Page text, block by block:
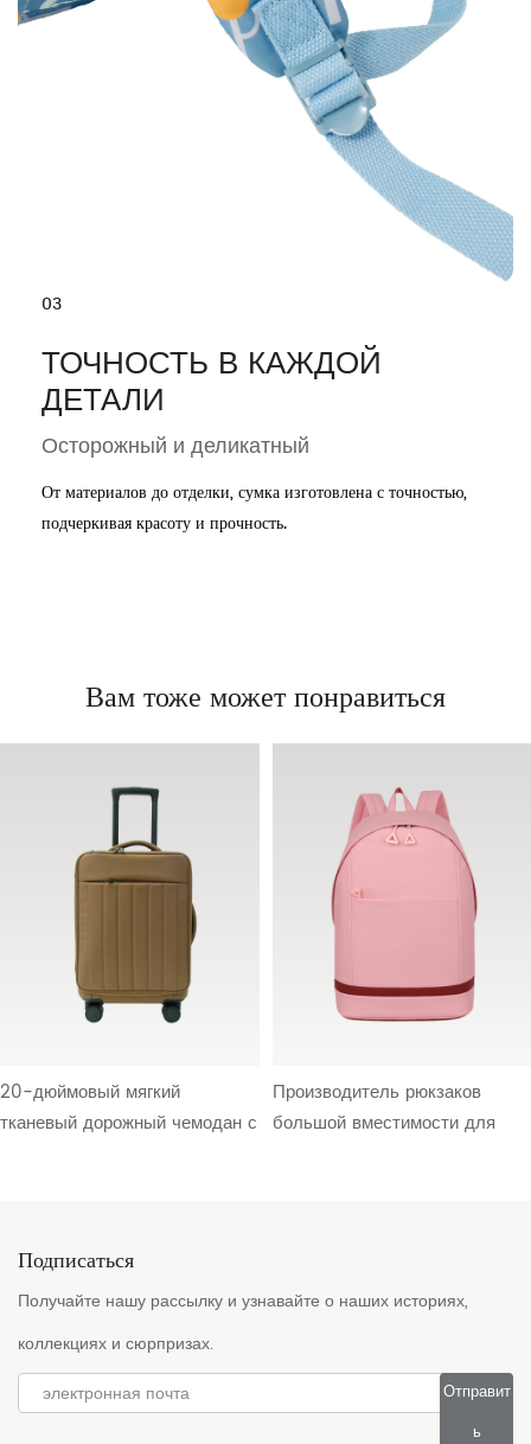
03
ТОЧНОСТЬ В КАЖДОЙ
ДЕТАЛИ
Осторожный и деликатный
От материалов до отделки, сумка изготовлена ​​с точностью,
подчеркивая красоту и прочность.
Вам тоже может понравиться
20-дюймовый мягкий
тканевый дорожный чемодан с
сухих вещей, расширяемым
отделением, подкладкой
«персиковая кожа» и
плавными колесиками
(оптовая продажа HTS-
26005)
Производитель рюкзаков
большой вместимости для
брендов, оптовиков и
коммерции 109#
Подписаться
Получайте нашу рассылку и узнавайте о наших историях,
коллекциях и сюрпризах.
Отправит
ь